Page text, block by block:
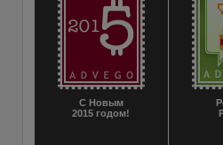
С Новым
2015 годом!